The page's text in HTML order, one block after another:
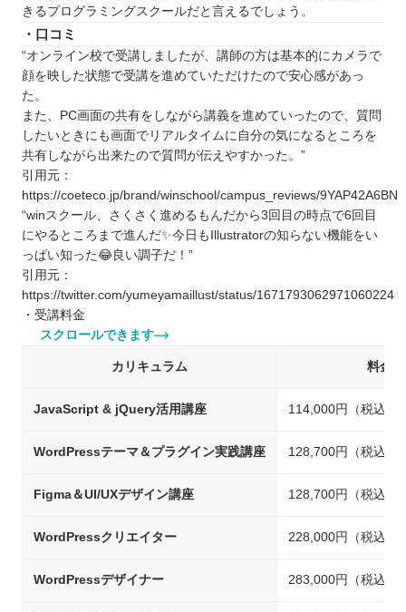
きるプログラミングスクールだと言えるでしょう。
・口コミ
“オンライン校で受講しましたが、講師の方は基本的にカメラで
顔を映した状態で受講を進めていただけたので安心感があっ
た。
また、PC画面の共有をしながら講義を進めていったので、質問
したいときにも画面でリアルタイムに自分の気になるところを
共有しながら出来たので質問が伝えやすかった。”
引用元：
https://coeteco.jp/brand/winschool/campus_reviews/9YAP42A6BN
“winスクール、さくさく進めるもんだから3回目の時点で6回目
にやるところまで進んだ✨今日もIllustratorの知らない機能をい
っぱい知った😂良い調子だ！”
引用元：
https://twitter.com/yumeyamaillust/status/1671793062971060224
・受講料金
スクロールできます
カリキュラム 料金
JavaScript & jQuery活用講座 114,000円（税込）
WordPressテーマ＆プラグイン実践講座 128,700円（税込）
Figma＆UI/UXデザイン講座 128,700円（税込）
WordPressクリエイター 228,000円（税込）
WordPressデザイナー 283,000円（税込）